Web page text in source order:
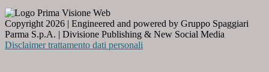
Copyright 2026 | Engineered and powered by Gruppo Spaggiari
Parma S.p.A. | Divisione Publishing & New Social Media
Disclaimer trattamento dati personali